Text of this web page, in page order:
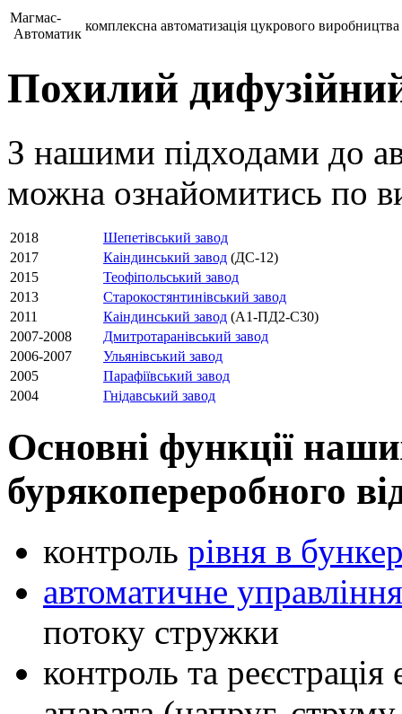
Магмас-
Автоматик
комплексна автоматизація цукрового виробництва
Похилий
З нашими підходами до
можна ознайомитись по
2018
Шепетівський завод
2017
Каіндинський завод (ДС-12)
2015
Теофіпольський завод
2013
Старокостянтинівський завод
2011
Каіндинський завод (А1-ПД2-С30)
2007-2008
Дмитротаранівський завод
2006-2007
Ульянівський завод
2005
Парафіївський завод
2004
Гнідавський завод
Основні функції
бурякопереробного
контроль рівня в
автоматичне
потоку стружки
контроль та